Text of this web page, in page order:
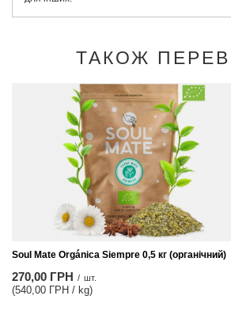
ТАКОЖ
Soul Mate Orgánica Siempre 0,5 кг (органічний)
270,00 ГРН / шт.
(540,00 ГРН / kg)